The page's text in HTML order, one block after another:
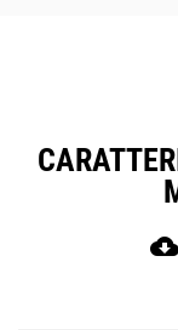
cloud_download